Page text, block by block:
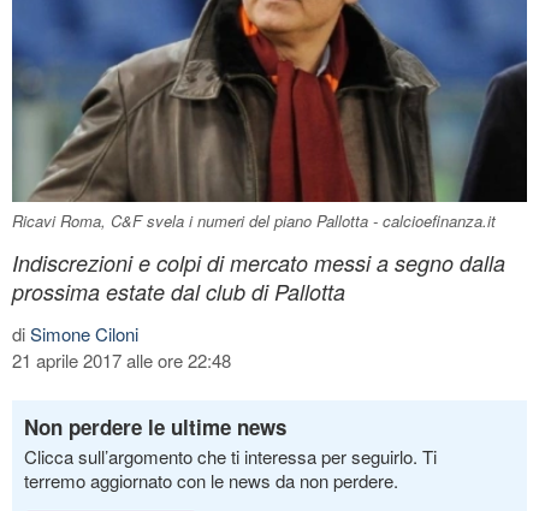
Ricavi Roma, C&F svela i numeri del piano Pallotta - calcioefinanza.it
Indiscrezioni e colpi di mercato messi a segno dalla
prossima estate dal club di Pallotta
diSimone Ciloni
21 aprile 2017 alle ore 22:48
Non perdere le ultime news
Clicca sull’argomento che ti interessa per seguirlo. Ti
terremo aggiornato con le news da non perdere.